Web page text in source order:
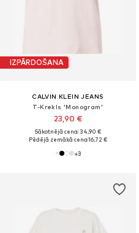
IZPĀRDOŠANA
CALVIN KLEIN JEANS
T-Krekls 'Monogram'
23,90 €
Sākotnējā cena: 34,90 €
Pēdējā zemākā cena:16,72 €
+3